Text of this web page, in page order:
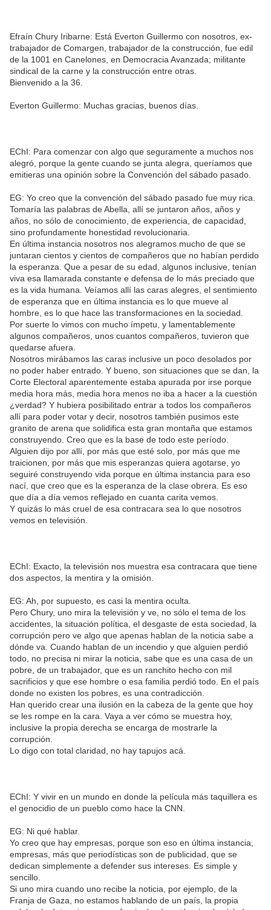
Efraín Chury Iribarne: Está Everton Guillermo con nosotros, ex-
trabajador de Comargen, trabajador de la construcción, fue edil
de la 1001 en Canelones, en Democracia Avanzada; militante
sindical de la carne y la construcción entre otras.
Bienvenido a la 36.
Everton Guillermo: Muchas gracias, buenos días.
EChI: Para comenzar con algo que seguramente a muchos nos
alegró, porque la gente cuando se junta alegra, queríamos que
emitieras una opinión sobre la Convención del sábado pasado.
EG: Yo creo que la convención del sábado pasado fue muy rica.
Tomaría las palabras de Abella, allí se juntaron años, años y
años, no sólo de conocimiento, de experiencia, de capacidad,
sino profundamente honestidad revolucionaria.
En última instancia nosotros nos alegramos mucho de que se
juntaran cientos y cientos de compañeros que no habían perdido
la esperanza. Que a pesar de su edad, algunos inclusive, tenían
viva esa llamarada constante e defensa de lo más preciado que
es la vida humana. Veíamos allí las caras alegres, el sentimiento
de esperanza que en última instancia es lo que mueve al
hombre, es lo que hace las transformaciones en la sociedad.
Por suerte lo vimos con mucho ímpetu, y lamentablemente
algunos compañeros, unos cuantos compañeros, tuvieron que
quedarse afuera.
Nosotros mirábamos las caras inclusive un poco desolados por
no poder haber entrado. Y bueno, son situaciones que se dan, la
Corte Electoral aparentemente estaba apurada por irse porque
media hora más, media hora menos no iba a hacer a la cuestión
¿verdad? Y hubiera posibilitado entrar a todos los compañeros
allí para poder votar y decir, nosotros también pusimos este
granito de arena que solidifica esta gran montaña que estamos
construyendo. Creo que es la base de todo este período.
Alguien dijo por allí, por más que esté solo, por más que me
traicionen, por más que mis esperanzas quiera agotarse, yo
seguiré construyendo vida porque en última instancia para eso
nací, que creo que es la esperanza de la clase obrera. Es eso
que día a día vemos reflejado en cuanta carita vemos.
Y quizás lo más cruel de esa contracara sea lo que nosotros
vemos en televisión.
EChI: Exacto, la televisión nos muestra esa contracara que tiene
dos aspectos, la mentira y la omisión.
EG: Ah, por supuesto, es casi la mentira oculta.
Pero Chury, uno mira la televisión y ve, no sólo el tema de los
accidentes, la situación política, el desgaste de esta sociedad, la
corrupción pero ve algo que apenas hablan de la noticia sabe a
dónde va. Cuando hablan de un incendio y que alguien perdió
todo, no precisa ni mirar la noticia, sabe que es una casa de un
pobre, de un trabajador, que es un ranchito hecho con mil
sacrificios y que ese hombre o esa familia perdió todo. En el país
donde no existen los pobres, es una contradicción.
Han querido crear una ilusión en la cabeza de la gente que hoy
se les rompe en la cara. Vaya a ver cómo se muestra hoy,
inclusive la propia derecha se encarga de mostrarle la
corrupción.
Lo digo con total claridad, no hay tapujos acá.
EChI: Y vivir en un mundo en donde la película más taquillera es
el genocidio de un pueblo como hace la CNN.
EG: Ni qué hablar.
Yo creo que hay empresas, porque son eso en última instancia,
empresas, más que periodísticas son de publicidad, que se
dedican simplemente a defender sus intereses. Es simple y
sencillo.
Si uno mira cuando uno recibe la noticia, por ejemplo, de la
Franja de Gaza, no estamos hablando de un país, la propia